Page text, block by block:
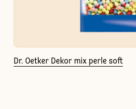
Dr. Oetker Dekor mix perle soft